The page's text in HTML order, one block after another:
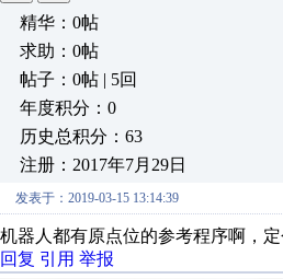
精华：0帖
求助：0帖
帖子：0帖 | 5回
年度积分：0
历史总积分：63
注册：2017年7月29日
发表于：2019-03-15 13:14:39
机器人都有原点位的参考程序啊，
回复 引用 举报